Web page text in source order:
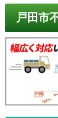
戸田市